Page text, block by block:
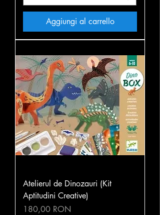
Aggiungi al carrello
Atelierul de Dinozauri (Kit
Aptitudini Creative)
Prezzo
180,00 RON